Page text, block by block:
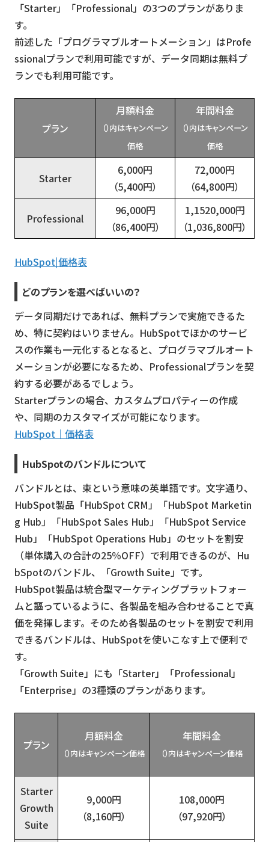
「Starter」「Professional」の3つのプランがありま
す。
前述した「プログラマブルオートメーション」はProfe
ssionalプランで利用可能ですが、データ同期は無料プ
ランでも利用可能です。
プラン
月額料金
（）内はキャンペーン
価格
年間料金
（）内はキャンペーン
価格
Starter
6,000円
（5,400円）
72,000円
（64,800円）
Professional
96,000円
（86,400円）
1,1520,000円
（1,036,800円）
HubSpot|価格表
どのプランを選べばいいの？
データ同期だけであれば、無料プランで実施できるた
め、特に契約はいりません。HubSpotでほかのサービ
スの作業も一元化するとなると、プログラマブルオート
メーションが必要になるため、Professionalプランを契
約する必要があるでしょう。
Starterプランの場合、カスタムプロパティーの作成
や、同期のカスタマイズが可能になります。
HubSpot｜価格表
HubSpotのバンドルについて
バンドルとは、束という意味の英単語です。文字通り、
HubSpot製品「HubSpot CRM」「HubSpot Marketin
g Hub」「HubSpot Sales Hub」「HubSpot Service
Hub」「HubSpot Operations Hub」のセットを割安
（単体購入の合計の25％OFF）で利用できるのが、Hu
bSpotのバンドル、「Growth Suite」です。
HubSpot製品は統合型マーケティングプラットフォー
ムと謳っているように、各製品を組み合わせることで真
価を発揮します。そのため各製品のセットを割安で利用
できるバンドルは、HubSpotを使いこなす上で便利で
す。
「Growth Suite」にも「Starter」「Professional」
「Enterprise」の3種類のプランがあります。
プラン
月額料金
（）内はキャンペーン価格
年間料金
（）内はキャンペーン価格
Starter
Growth
Suite
9,000円
（8,160円）
108,000円
（97,920円）